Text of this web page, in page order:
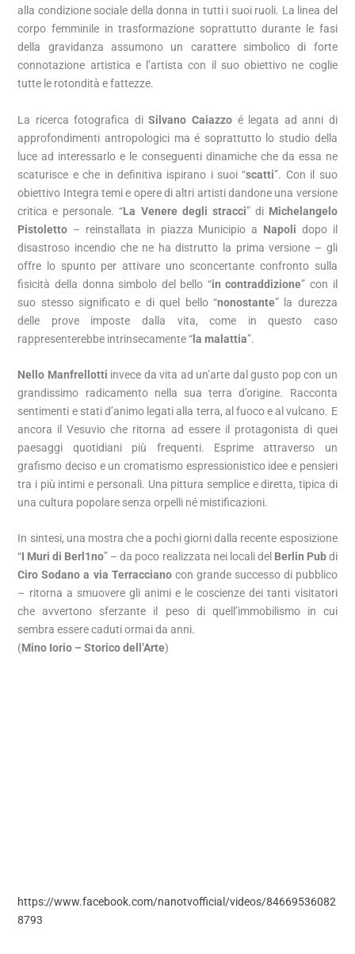
alla condizione sociale della donna in tutti i suoi ruoli. La linea del
corpo femminile in trasformazione soprattutto durante le fasi
della gravidanza assumono un carattere simbolico di forte
connotazione artistica e l’artista con il suo obiettivo ne coglie
tutte le rotondità e fattezze.
La ricerca fotografica diSilvano Caiazzo é legata ad anni di
approfondimenti antropologici ma é soprattutto lo studio della
luce ad interessarlo e le conseguenti dinamiche che da essa ne
scaturisce e che in definitiva ispirano i suoi “scatti”. Con il suo
obiettivo Integra temi e opere di altri artisti dandone una versione
critica e personale. “La Venere degli stracci” di Michelangelo
Pistoletto – reinstallata in piazza Municipio a Napoli dopo il
disastroso incendio che ne ha distrutto la prima versione – gli
offre lo spunto per attivare uno sconcertante confronto sulla
fisicità della donna simbolo del bello “in contraddizione” con il
suo stesso significato e di quel bello “nonostante” la durezza
delle prove imposte dalla vita, come in questo caso
rappresenterebbe intrinsecamente “la malattia”.
Nello Manfrellotti invece da vita ad un’arte dal gusto pop con un
grandissimo radicamento nella sua terra d’origine. Racconta
sentimenti e stati d’animo legati alla terra, al fuoco e al vulcano. E
ancora il Vesuvio che ritorna ad essere il protagonista di quei
paesaggi quotidiani più frequenti. Esprime attraverso un
grafismo deciso e un cromatismo espressionistico idee e pensieri
tra i più intimi e personali. Una pittura semplice e diretta, tipica di
una cultura popolare senza orpelli né mistificazioni.
In sintesi, una mostra che a pochi giorni dalla recente esposizione
“I Muri di Berl1no” – da poco realizzata nei locali del Berlin Pubdi
Ciro Sodano a via Terraccianocon grande successo di pubblico
– ritorna a smuovere gli animi e le coscienze dei tanti visitatori
che avvertono sferzante il peso di quell’immobilismo in cui
sembra essere caduti ormai da anni.
(Mino Iorio – Storico dell’Arte)
https://www.facebook.com/nanotvofficial/videos/84669536082
8793